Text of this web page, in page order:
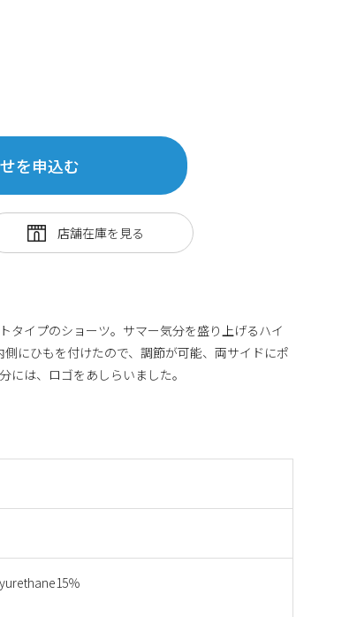
％
を申込む
タイプのショーツ。サマー気分を盛り上げるハイ
にひもを付けたので、調節が可能、両サイドにポ
には、ロゴをあしらいました。